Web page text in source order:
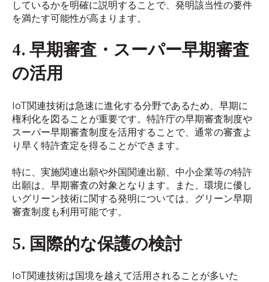
しているかを明確に説明することで、発明該当性の要件
を満たす可能性が高まります。
4. 早期審査・スーパー早期審査
の活用
IoT関連技術は急速に進化する分野であるため、早期に
権利化を図ることが重要です。特許庁の早期審査制度や
スーパー早期審査制度を活用することで、通常の審査よ
り早く特許査定を得ることができます。
特に、実施関連出願や外国関連出願、中小企業等の特許
出願は、早期審査の対象となります。また、環境に優し
いグリーン技術に関する発明については、グリーン早期
審査制度も利用可能です。
5. 国際的な保護の検討
IoT関連技術は国境を越えて活用されることが多いた